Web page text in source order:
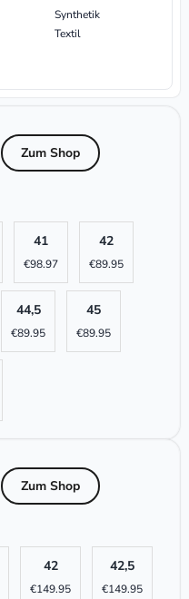
Synthetik
Textil
Zum Shop
41
€98.97
42
€89.95
44,5
€89.95
45
€89.95
Zum Shop
42
€149.95
42,5
€149.95